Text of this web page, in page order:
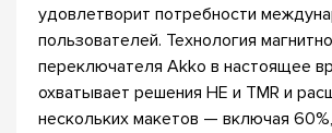
удовлетворит потребности
пользователей. Технология
переключателя Akko в настоящее
охватывает решения HE и TMR и
нескольких макетов — включая